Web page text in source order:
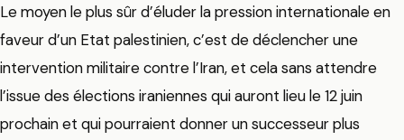
Le moyen le plus sûr d’éluder la pression internationale en
faveur d’un Etat palestinien, c’est de déclencher une
intervention militaire contre l’Iran, et cela sans attendre
l’issue des élections iraniennes qui auront lieu le 12 juin
prochain et qui pourraient donner un successeur plus